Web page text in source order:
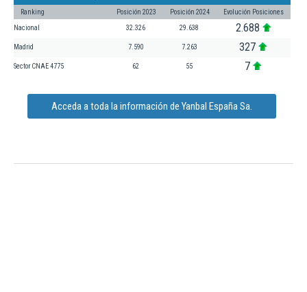
Ranking Posición 2023 Posición 2024 Evolución Posiciones
Nacional 32.326 29.638 2.688
Madrid 7.590 7.263 327
Sector CNAE 4775 62 55 7
Acceda a toda la información de Yanbal España Sa.